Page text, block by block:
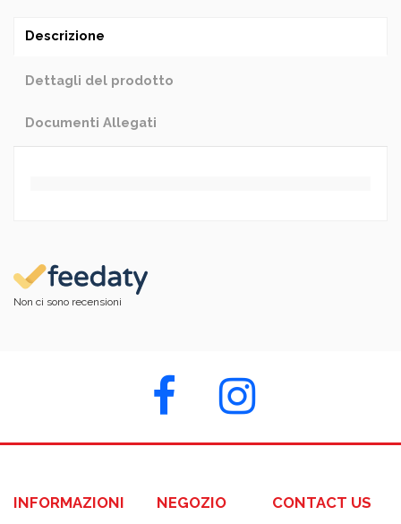
Descrizione
Dettagli del prodotto
Documenti Allegati
Non ci sono recensioni
INFORMAZIONI NEGOZIO CONTACT US